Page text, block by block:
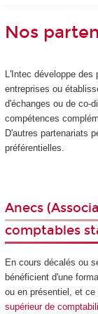
Nos
L'Intec développe des
entreprises ou
d'échanges ou de co-
compétences
D'autres partenariats
préférentielles.
Anecs
comptables
En cours décalés ou
bénéficient d'une
ou en présentiel, et
supérieur de